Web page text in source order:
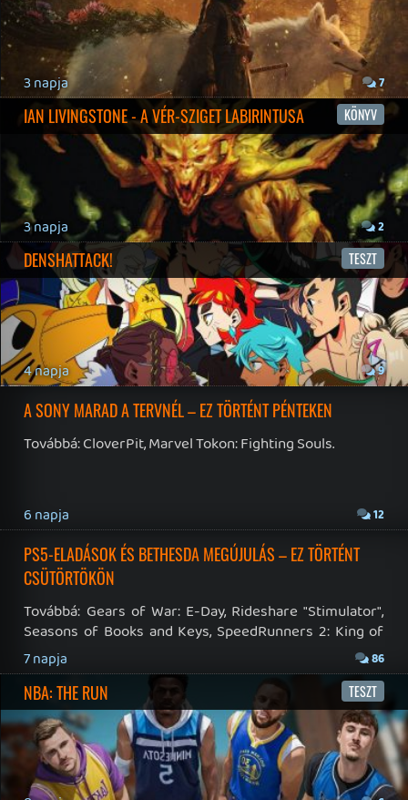
19 éve videójáték minden nap! Copyright 365 Media Kft
Impresszum | Hirdetési ajánlatunk
Felhasználási feltételek | Adatvédelmi elveink |
Sütik
Hírek | Cikkek | Podcastok | Blogok |
Gaming Fórum | Offtopic Fórum
RSS | Blog RSS | Podcast RSS
Twitter
| Patreon